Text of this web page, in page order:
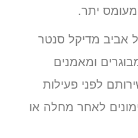
מעומס יתר.
מדיקל סנטר
ומאמנים
לפני פעילות
לאחר מחלה או